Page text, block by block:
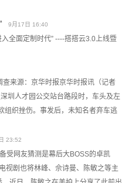
9月17日 16:40
全面定制时代” ----搭搭云3.0上线暨
来源：京华时报京华时报讯（记者
圳人才园公交站台路段时，车头及左
组织挫伤。事发后，未知名者弃车逃
23:52
受网友猜测是幕后大BOSS的卓凯
视剧也将林峰、佘诗曼、陈敏之等主